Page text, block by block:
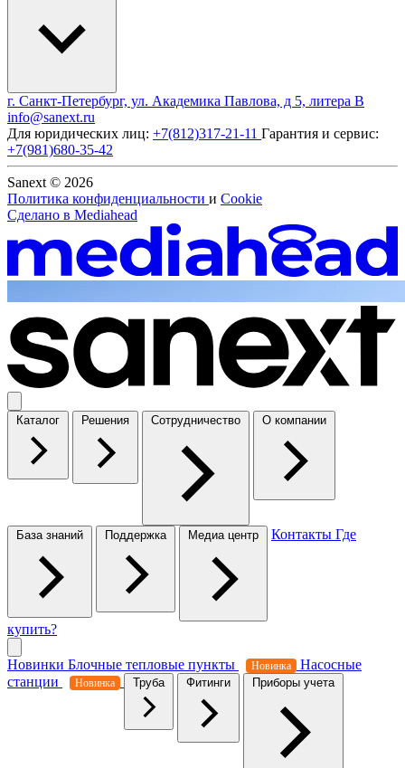
г. Санкт-Петербург, ул. Академика Павлова, д 5, литера В
info@sanext.ru
Для юридических лиц: +7(812)317-21-11 Гарантия и сервис:
+7(981)680-35-42
Sanext © 2026
Политика конфиденциальности и Cookie
Сделано в Mediahead
Каталог Решения Сотрудничество О компании
База знаний Поддержка Медиа центр Контакты Где
купить?
Новинки Блочные тепловые пункты Новинка
Насосные
станции
Новинка Труба Фитинги Приборы учета